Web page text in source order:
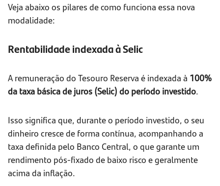
Veja abaixo os pilares de como funciona essa nova
modalidade:
Rentabilidade indexada à Selic
A remuneração do Tesouro Reserva é indexada à 100%
da taxa básica de juros (Selic) do período investido.
Isso significa que, durante o período investido, o seu
dinheiro cresce de forma contínua, acompanhando a
taxa definida pelo Banco Central, o que garante um
rendimento pós-fixado de baixo risco e geralmente
acima da inflação.